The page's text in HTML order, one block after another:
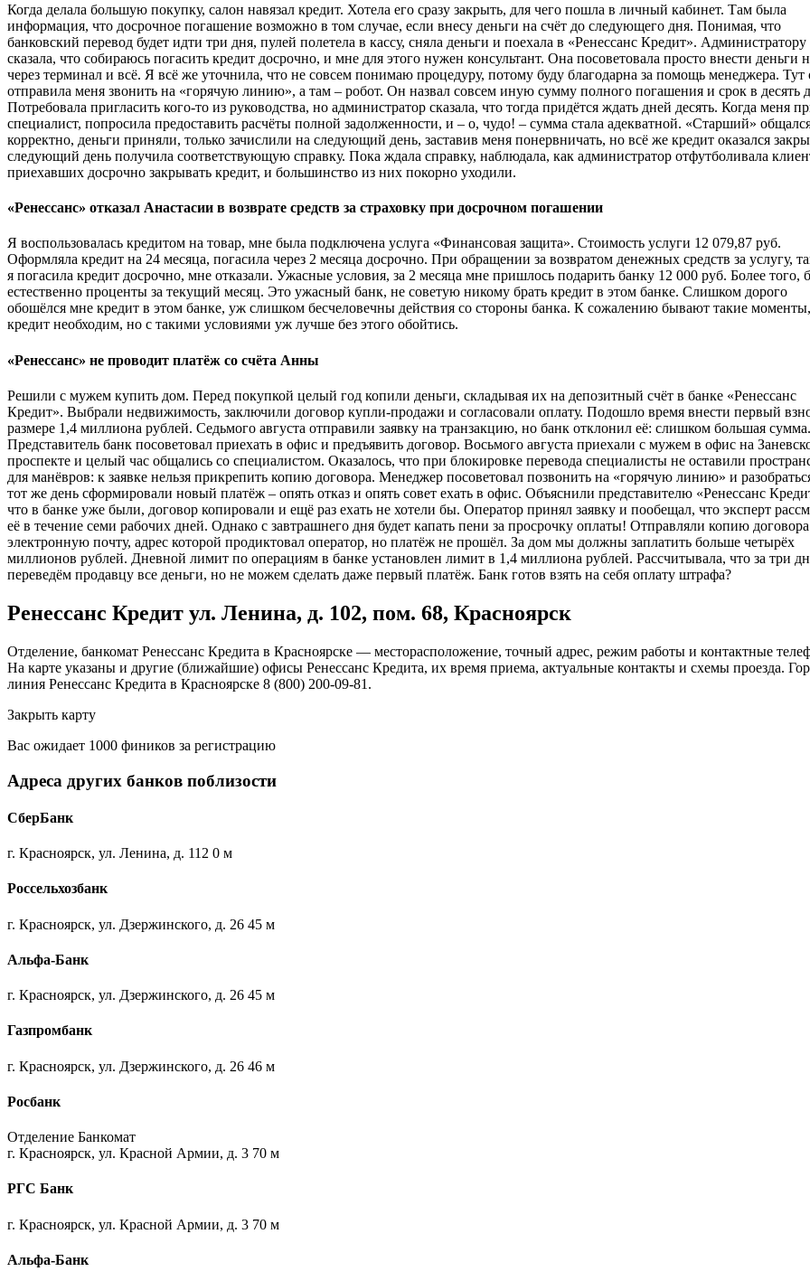
Когда делала большую покупку, салон навязал кредит. Хотела его сразу закрыть, для чего пошла в личный кабинет. Там была
информация, что досрочное погашение возможно в том случае, если внесу деньги на счёт до следующего дня. Понимая, что
банковский перевод будет идти три дня, пулей полетела в кассу, сняла деньги и поехала в «Ренессанс Кредит». Администратору
сказала, что собираюсь погасить кредит досрочно, и мне для этого нужен консультант. Она посоветовала просто внести деньги
через терминал и всё. Я всё же уточнила, что не совсем понимаю процедуру, потому буду благодарна за помощь менеджера. Тут
отправила меня звонить на «горячую линию», а там – робот. Он назвал совсем иную сумму полного погашения и срок в десять
Потребовала пригласить кого-то из руководства, но администратор сказала, что тогда придётся ждать дней десять. Когда меня
специалист, попросила предоставить расчёты полной задолженности, и – о, чудо! – сумма стала адекватной. «Старший»
корректно, деньги приняли, только зачислили на следующий день, заставив меня понервничать, но всё же кредит оказался
следующий день получила соответствующую справку. Пока ждала справку, наблюдала, как администратор отфутболивала
приехавших досрочно закрывать кредит, и большинство из них покорно уходили.
«Ренессанс» отказал Анастасии в возврате средств за страховку при досрочном погашении
Я воспользовалась кредитом на товар, мне была подключена услуга «Финансовая защита». Стоимость услуги 12 079,87 руб.
Оформляла кредит на 24 месяца, погасила через 2 месяца досрочно. При обращении за возвратом денежных средств за услугу,
я погасила кредит досрочно, мне отказали. Ужасные условия, за 2 месяца мне пришлось подарить банку 12 000 руб. Более того,
естественно проценты за текущий месяц. Это ужасный банк, не советую никому брать кредит в этом банке. Слишком дорого
обошёлся мне кредит в этом банке, уж слишком бесчеловечны действия со стороны банка. К сожалению бывают такие моменты,
кредит необходим, но с такими условиями уж лучше без этого обойтись.
«Ренессанс» не проводит платёж со счёта Анны
Решили с мужем купить дом. Перед покупкой целый год копили деньги, складывая их на депозитный счёт в банке «Ренессанс
Кредит». Выбрали недвижимость, заключили договор купли-продажи и согласовали оплату. Подошло время внести первый
размере 1,4 миллиона рублей. Седьмого августа отправили заявку на транзакцию, но банк отклонил её: слишком большая сумма.
Представитель банк посоветовал приехать в офис и предъявить договор. Восьмого августа приехали с мужем в офис на
проспекте и целый час общались со специалистом. Оказалось, что при блокировке перевода специалисты не оставили
для манёвров: к заявке нельзя прикрепить копию договора. Менеджер посоветовал позвонить на «горячую линию» и
тот же день сформировали новый платёж – опять отказ и опять совет ехать в офис. Объяснили представителю «Ренессанс
что в банке уже были, договор копировали и ещё раз ехать не хотели бы. Оператор принял заявку и пообещал, что эксперт
её в течение семи рабочих дней. Однако с завтрашнего дня будет капать пени за просрочку оплаты! Отправляли копию
электронную почту, адрес которой продиктовал оператор, но платёж не прошёл. За дом мы должны заплатить больше четырёх
миллионов рублей. Дневной лимит по операциям в банке установлен лимит в 1,4 миллиона рублей. Рассчитывала, что за три
переведём продавцу все деньги, но не можем сделать даже первый платёж. Банк готов взять на себя оплату штрафа?
Ренессанс Кредит ул. Ленина, д. 102, пом. 68, Красноярск
Отделение, банкомат Ренессанс Кредита в Красноярске — месторасположение, точный адрес, режим работы и контактные
На карте указаны и другие (ближайшие) офисы Ренессанс Кредита, их время приема, актуальные контакты и схемы проезда.
линия Ренессанс Кредита в Красноярске 8 (800) 200-09-81.
Закрыть карту
Вас ожидает 1000 фиников за регистрацию
Адреса других банков поблизости
СберБанк
г. Красноярск, ул. Ленина, д. 112 0 м
Россельхозбанк
г. Красноярск, ул. Дзержинского, д. 26 45 м
Альфа-Банк
г. Красноярск, ул. Дзержинского, д. 26 45 м
Газпромбанк
г. Красноярск, ул. Дзержинского, д. 26 46 м
Росбанк
Отделение Банкомат
г. Красноярск, ул. Красной Армии, д. 3 70 м
РГС Банк
г. Красноярск, ул. Красной Армии, д. 3 70 м
Альфа-Банк